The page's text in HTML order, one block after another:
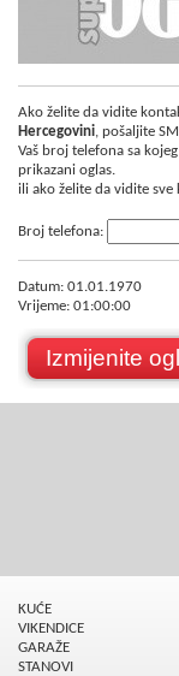
Ako želite da vidite
Hercegovini, pošaljite
Vaš broj telefona sa
prikazani oglas.
ili ako želite da vidite
Broj telefona:
Datum: 01.01.1970
Vrijeme: 01:00:00
Izmijenite
KUĆE
VIKENDICE
GARAŽE
STANOVI